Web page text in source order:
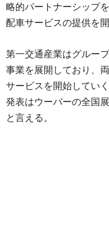
略的パートナーシップ
配車サービスの提供を
第一交通産業はグルー
事業を展開しており、
サービスを開始してい
発表はウーバーの全国
と言える。